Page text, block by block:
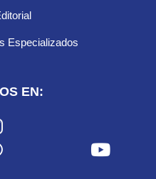
Especializados
EN: